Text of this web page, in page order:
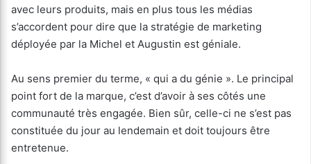
avec leurs produits, mais en plus tous les médias
s’accordent pour dire que la stratégie de marketing
déployée par la Michel et Augustin est géniale.
Au sens premier du terme, « qui a du génie ». Le principal
point fort de la marque, c’est d’avoir à ses côtés une
communauté très engagée. Bien sûr, celle-ci ne s’est pas
constituée du jour au lendemain et doit toujours être
entretenue.